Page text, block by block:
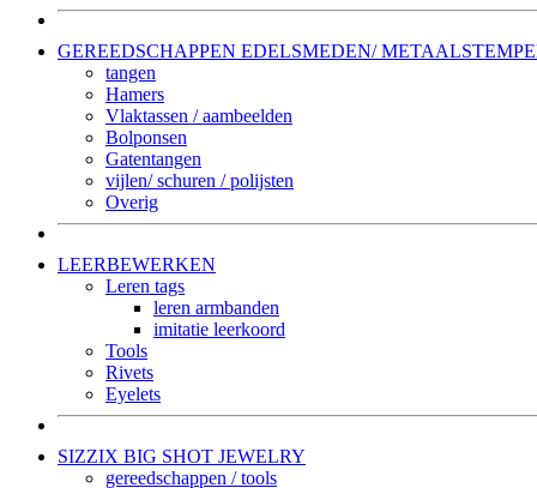
GEREEDSCHAPPEN EDELSMEDEN/
tangen
Hamers
Vlaktassen / aambeelden
Bolponsen
Gatentangen
vijlen/ schuren / polijsten
Overig
LEERBEWERKEN
Leren tags
leren armbanden
imitatie leerkoord
Tools
Rivets
Eyelets
SIZZIX BIG SHOT JEWELRY
gereedschappen / tools